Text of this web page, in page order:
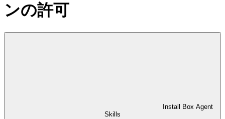
ンの許可
Install Box Agent
Skills